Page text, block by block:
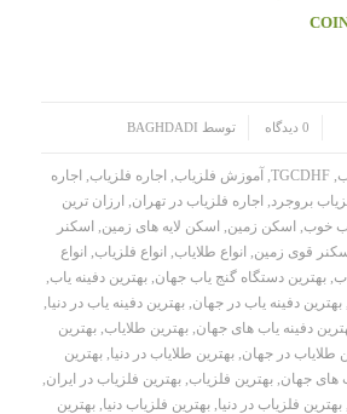
0 دیدگاه توسط BAGHDADI
,
TGCDHF
, آموزش فلزیاب, اجاره فلزیاب, اجاره
بروجرد, اجاره فلزیاب در تهران,
ارزان ترین
خوب, اسکن زمین, اسکن لایه های زمین,
اسکنر
قوی زمین, انواع طلایاب, انواع فلزیاب, انواع
, بهترین دستگاه گنج یاب جهان, بهترین دفینه یاب,
بهترین دفینه یاب در جهان, بهترین دفینه یاب در دنیا,
دفینه یاب های جهان, بهترین طلایاب, بهترین
طلایاب در جهان,بهترین طلایاب در دنیا,بهترین
های جهان, بهترین فلزیاب, بهترین فلزیاب در ایران,
,بهترین فلزیاب در دنیا,بهترین فلزیاب دنیا,بهترین